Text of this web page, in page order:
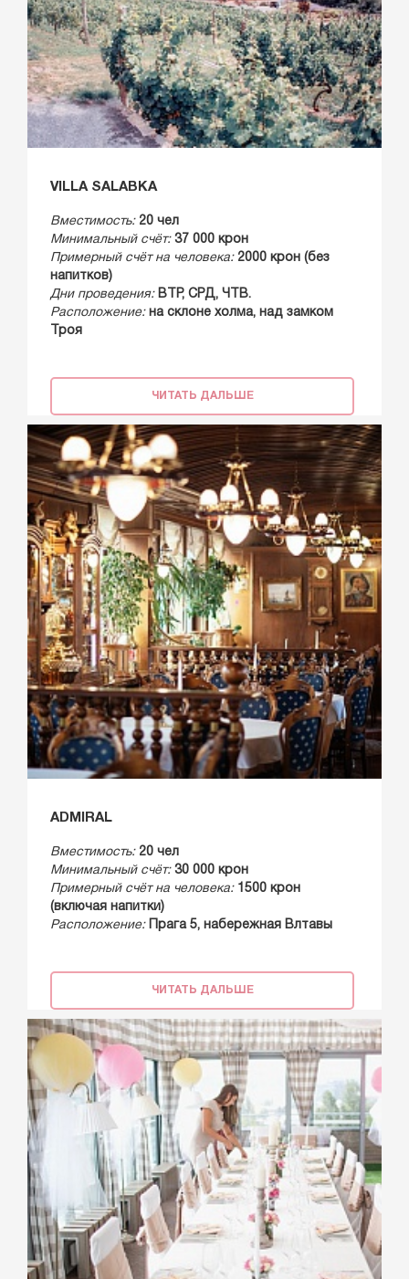
VILLA SALABKA
Вместимость: 20 чел
Минимальный счёт: 37 000 крон
Примерный счёт на человека: 2000 крон (без
напитков)
Дни проведения: ВТР, СРД, ЧТВ.
Расположение: на склоне холма, над замком
Троя
ЧИТАТЬ ДАЛЬШЕ
ADMIRAL
Вместимость: 20 чел
Минимальный счёт: 30 000 крон
Примерный счёт на человека: 1500 крон
(включая напитки)
Расположение:
Прага 5, набережная Влтавы
ЧИТАТЬ ДАЛЬШЕ